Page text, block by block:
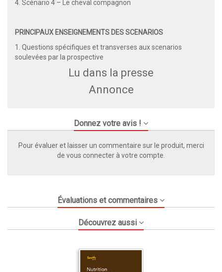
4. Scénario 4 – Le cheval compagnon
PRINCIPAUX ENSEIGNEMENTS DES SCENARIOS
1. Questions spécifiques et transverses aux scenarios
soulevées par la prospective
Lu dans la presse
Annonce
Donnez votre avis !
Pour évaluer et laisser un commentaire sur le produit, merci
de vous connecter à votre compte.
Évaluations et commentaires
Découvrez aussi